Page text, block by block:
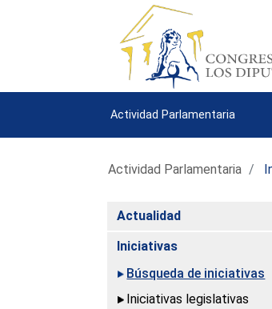
Actividad Parlamentaria
Actividad Parlamentaria
Actualidad
Iniciativas
Búsqueda de iniciativas
Iniciativas legislativas